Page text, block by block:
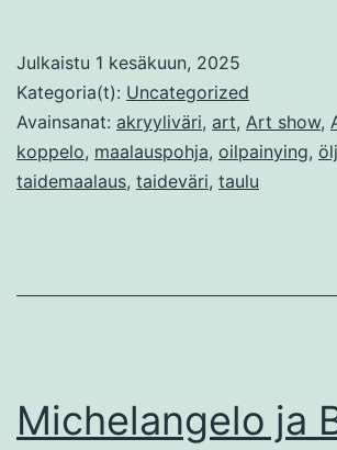
Julkaistu 1 kesäkuun, 2025
Kategoria(t): Uncategorized
Avainsanat: akryyliväri, art, Art show,
koppelo, maalauspohja, oilpainying,
taidemaalaus, taideväri, taulu
Michelangelo ja